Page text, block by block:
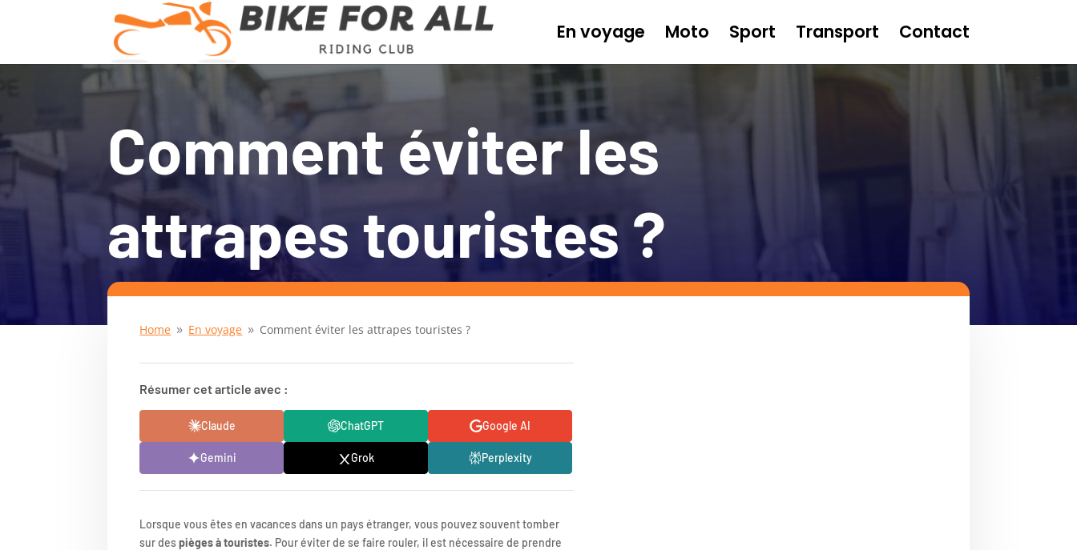
En voyage Moto Sport Transport Contact
Comment éviter les
attrapes touristes ?
Home 9 En voyage 9 Comment éviter les attrapes touristes ?
Résumer cet article avec :
Claude ChatGPT Google AI
Gemini Grok Perplexity
Lorsque vous êtes en vacances dans un pays étranger, vous pouvez souvent tomber
sur despièges à touristes. Pour éviter de se faire rouler, il est nécessaire de prendre